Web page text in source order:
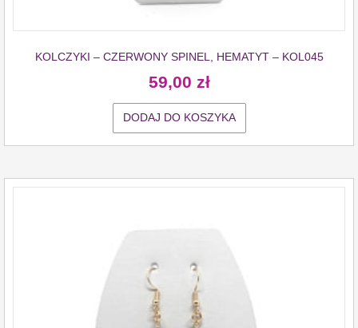
KOLCZYKI – CZERWONY SPINEL, HEMATYT – KOL045
59,00 zł
DODAJ DO KOSZYKA